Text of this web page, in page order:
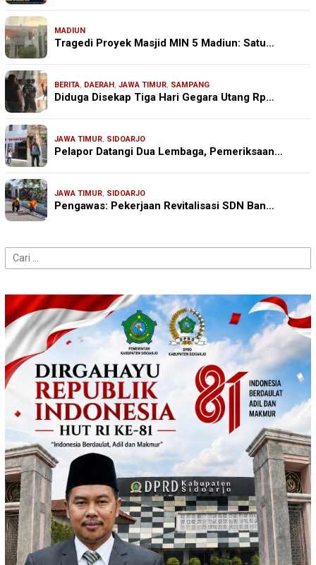
MADIUN
Tragedi Proyek Masjid MIN 5 Madiun: Satu…
BERITA, DAERAH, JAWA TIMUR, SAMPANG
Diduga Disekap Tiga Hari Gegara Utang Rp…
JAWA TIMUR, SIDOARJO
Pelapor Datangi Dua Lembaga, Pemeriksaan…
JAWA TIMUR, SIDOARJO
Pengawas: Pekerjaan Revitalisasi SDN Ban…
Cari
untuk: